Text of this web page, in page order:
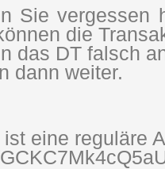
Sie vergessen
die
das DT falsch
dann weiter.
ist eine reguläre